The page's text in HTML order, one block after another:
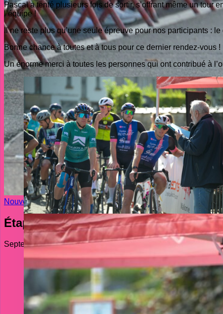
Nouvelles
Étape à domicile (Hotton)
September 11, 2025
Pascal a tenté plusieurs fois de sortir, s’offrant même un tour
l’équipe !
Il ne reste plus qu’une seule épreuve pour nos participants :
Bonne chance à toutes et à tous pour ce dernier rendez-vous !
Un énorme merci à toutes les personnes qui ont contribué à